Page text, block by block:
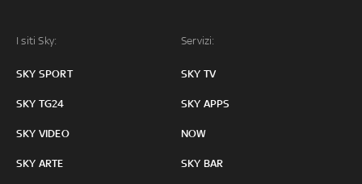
I siti Sky:
SKY SPORT
SKY TG24
SKY VIDEO
SKY ARTE
Servizi:
SKY TV
SKY APPS
NOW
SKY BAR